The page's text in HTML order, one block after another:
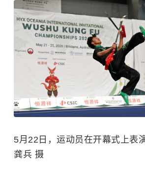
5月22日，运动员在开幕式上表
龚兵 摄